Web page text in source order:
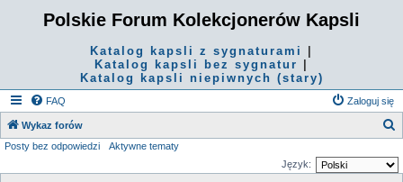
Polskie Forum Kolekcjonerów Kapsli
Katalog kapsli z sygnaturami
Katalog kapsli bez sygnatur
Katalog kapsli niepiwnych (stary)
FAQ Zaloguj się
Wykaz forów
Posty bez odpowiedzi
Aktywne tematy
Język: